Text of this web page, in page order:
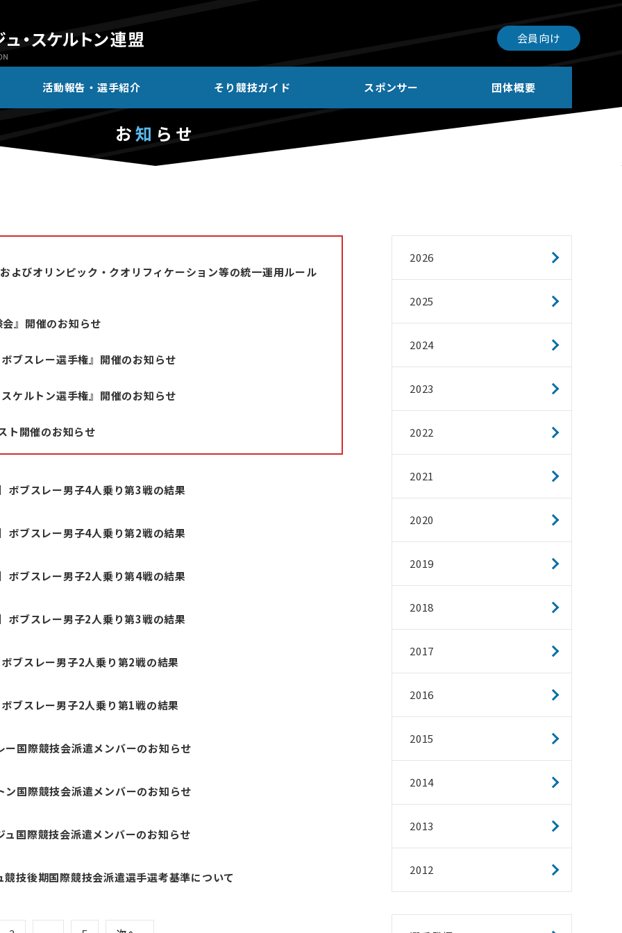
会員向け
活動報告・選手紹介 そり競技ガイド スポンサー 団体概要
お知 らせ
よびオリンピック・クオリフィケーション等の統一運用ルール
』開催のお知らせ
ブスレー選手権』開催のお知らせ
ケルトン選手権』開催のお知らせ
ト開催のお知らせ
ボブスレー男子4人乗り第3戦の結果
ボブスレー男子4人乗り第2戦の結果
ボブスレー男子2人乗り第4戦の結果
ボブスレー男子2人乗り第3戦の結果
ブスレー男子2人乗り第2戦の結果
ブスレー男子2人乗り第1戦の結果
国際競技会派遣メンバーのお知らせ
国際競技会派遣メンバーのお知らせ
国際競技会派遣メンバーのお知らせ
技後期国際競技会派遣選手選考基準について
2026
2025
2024
2023
2022
2021
2020
2019
2018
2017
2016
2015
2014
2013
2012